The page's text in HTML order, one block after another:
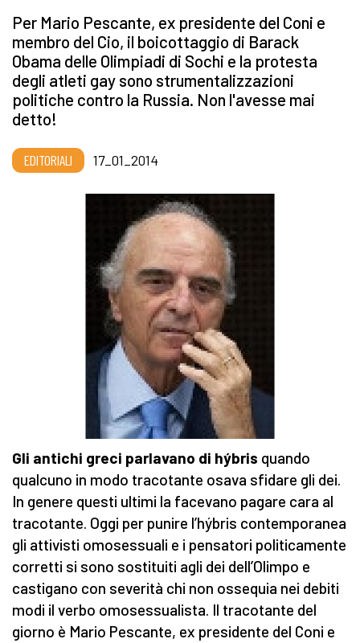
Per Mario Pescante, ex presidente del Coni e
membro del Cio, il boicottaggio di Barack
Obama delle Olimpiadi di Sochi e la protesta
degli atleti gay sono strumentalizzazioni
politiche contro la Russia. Non l'avesse mai
detto!
EDITORIALI 17_01_2014
Gli antichi greci parlavano di hýbris quando
qualcuno in modo tracotante osava sfidare gli dei.
In genere questi ultimi la facevano pagare cara al
tracotante. Oggi per punire l’hýbris contemporanea
gli attivisti omosessuali e i pensatori politicamente
corretti si sono sostituiti agli dei dell’Olimpo e
castigano con severità chi non ossequia nei debiti
modi il verbo omosessualista. Il tracotante del
giorno è Mario Pescante, ex presidente del Coni e